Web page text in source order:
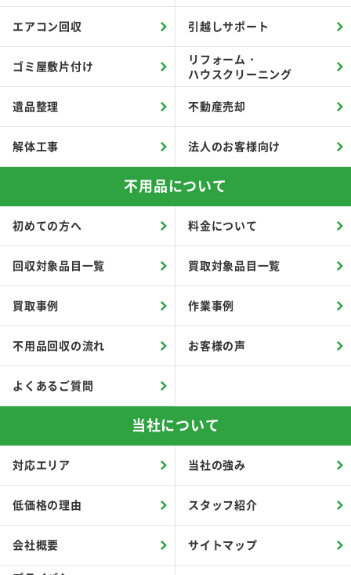
エアコン回収 引越しサポート
ゴミ屋敷片付け
リフォーム・
ハウスクリーニング
遺品整理 不動産売却
解体工事 法人のお客様向け
不用品について
初めての方へ 料金について
回収対象品目一覧 買取対象品目一覧
買取事例 作業事例
不用品回収の流れ お客様の声
よくあるご質問
当社について
対応エリア 当社の強み
低価格の理由 スタッフ紹介
会社概要 サイトマップ